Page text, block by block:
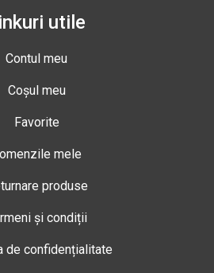
utile
Contul meu
Coșul meu
Favorite
mele
produse
și condiții
de confidențialitate